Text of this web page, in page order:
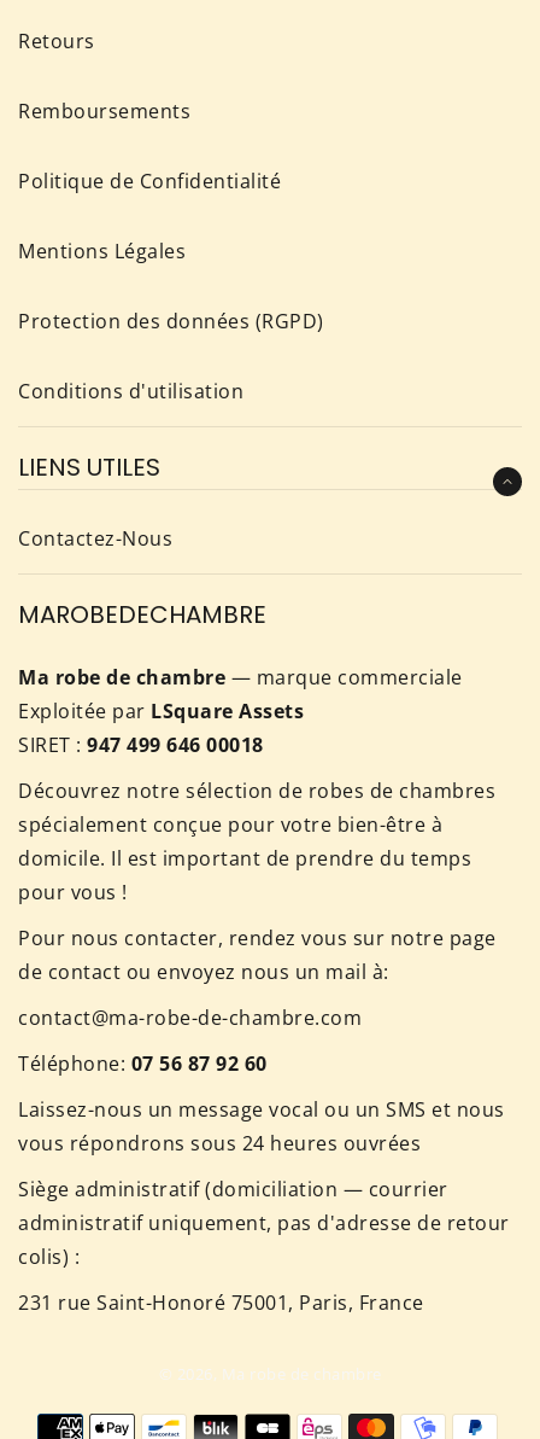
Retours
Remboursements
Politique de Confidentialité
Mentions Légales
Protection des données (RGPD)
Conditions d'utilisation
LIENS UTILES
Contactez-Nous
MAROBEDECHAMBRE
Ma robe de chambre — marque commerciale
Exploitée par LSquare Assets
SIRET : 947 499 646 00018
Découvrez notre sélection de robes de chambres
spécialement conçue pour votre bien-être à
domicile. Il est important de prendre du temps
pour vous !
Pour nous contacter, rendez vous sur notre page
de contact ou envoyez nous un mail à:
contact@ma-robe-de-chambre.com
Téléphone: 07 56 87 92 60
Laissez-nous un message vocal ou un SMS et nous
vous répondrons sous 24 heures ouvrées
Siège administratif (domiciliation — courrier
administratif uniquement, pas d'adresse de retour
colis) :
231 rue Saint-Honoré 75001, Paris, France
© 2026, Ma robe de chambre
Méthodes